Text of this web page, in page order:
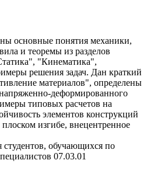
основные понятия механики,
и теоремы из разделов
"Кинематика",
решения задач. Дан краткий
материалов", определены
деформированного
типовых расчетов на
элементов конструкций
изгибе, внецентренное
студентов, обучающихся по
07.03.01